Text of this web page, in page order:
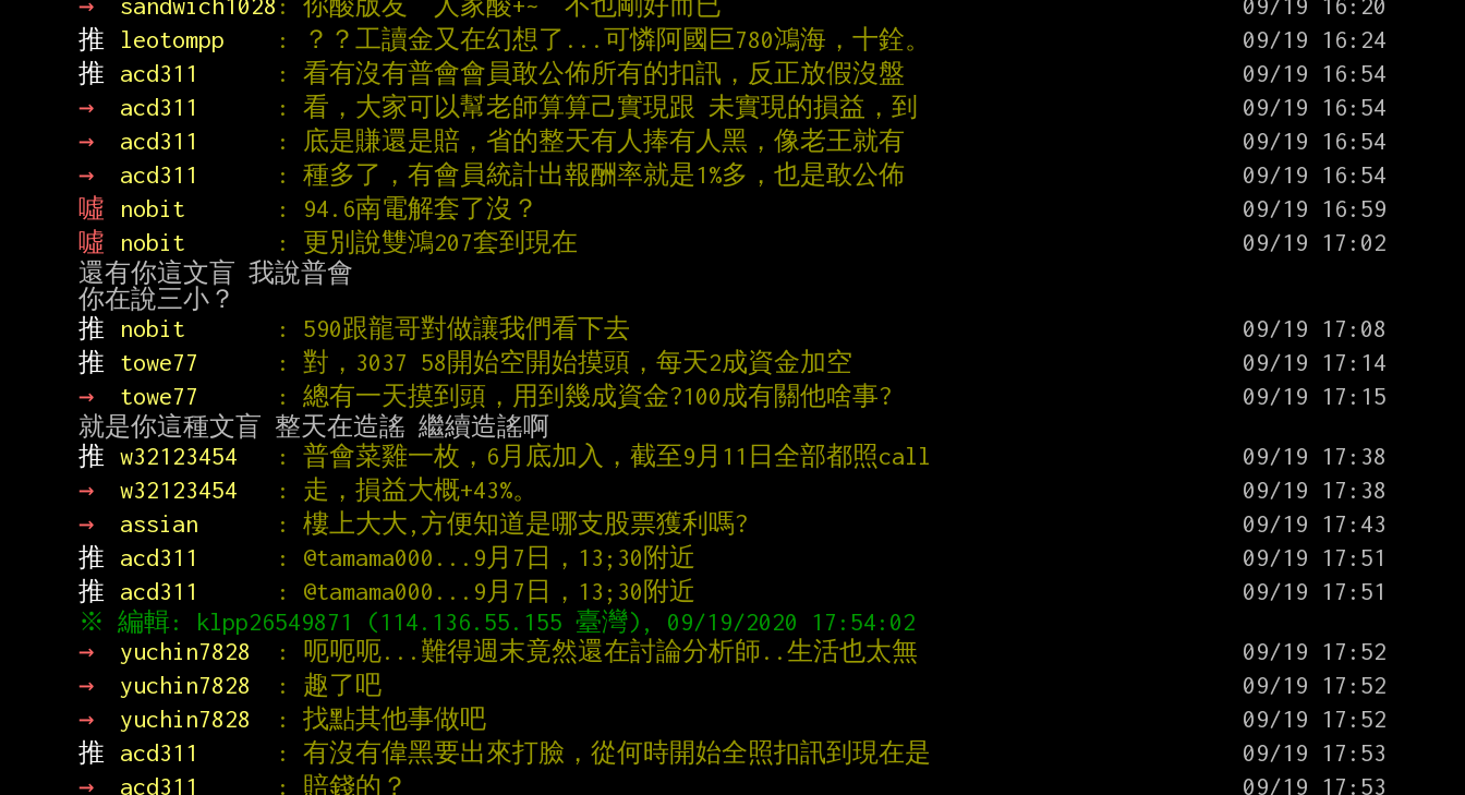
推
leotompp : ？？工讀金又在幻想了...可憐阿國巨780鴻海，十銓。
推
acd311 : 看有沒有普會會員敢公佈所有的扣訊，反正放假沒盤
→
acd311 : 看，大家可以幫老師算算己實現跟 未實現的損益，到
→
acd311 : 底是賺還是賠，省的整天有人捧有人黑，像老王就有
→
acd311 : 種多了，有會員統計出報酬率就是1%多，也是敢公佈
噓
nobit : 94.6南電解套了沒？
噓
nobit : 更別說雙鴻207套到現在
還有你這文盲 我說普會
推
nobit : 590跟龍哥對做讓我們看下去
推
towe77 : 對，3037 58開始空開始摸頭，每天2成資金加空
→
towe77 : 總有一天摸到頭，用到幾成資金?100成有關他啥事?
推 w32123454 : 普會菜雞一枚，6月底加入，截至9月11日全部都照call
→
w32123454 : 走，損益大概+43%。
→
assian : 樓上大大,方便知道是哪支股票獲利嗎?
推
acd311 : @tamama000...9月7日，13;30附近
推
acd311 : @tamama000...9月7日，13;30附近
→
yuchin7828 : 呃呃呃...難得週末竟然還在討論分析師..生活也太無
→
yuchin7828 : 趣了吧
→
yuchin7828 : 找點其他事做吧
推
acd311 : 有沒有偉黑要出來打臉，從何時開始全照扣訊到現在是
→
acd311 : 賠錢的？